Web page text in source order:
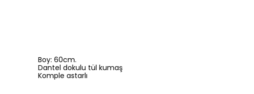
Boy: 60cm.
Dantel dokulu tül kumaş
Komple astarlı